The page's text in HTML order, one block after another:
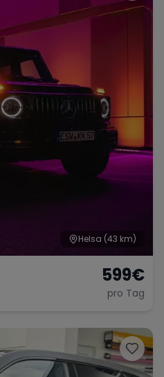
Helsa (43 km)
599€
pro Tag